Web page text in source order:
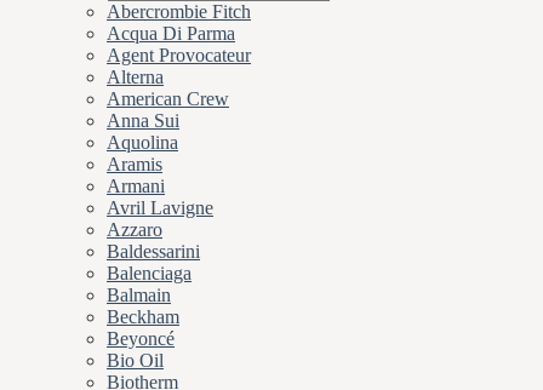
Abercrombie Fitch
Acqua Di Parma
Agent Provocateur
Alterna
American Crew
Anna Sui
Aquolina
Aramis
Armani
Avril Lavigne
Azzaro
Baldessarini
Balenciaga
Balmain
Beckham
Beyoncé
Bio Oil
Biotherm